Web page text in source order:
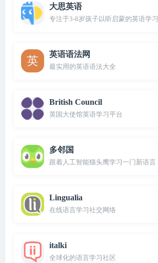
大思英语
专注于3-8岁孩子以听启蒙的英语学习
英语语法网
最实用的英语语法大全
British Council
英国大使馆英语学习平台
多邻国
跟着人工智能猫头鹰学习一门新语言
Lingualia
在线语言学习社交网络
italki
全球化的语言学习社区